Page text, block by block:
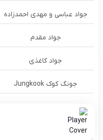
جواد عباسی و مهدی احمدزاده
جواد مقدم
جواد کاغذی
جونگ کوک Jungkook